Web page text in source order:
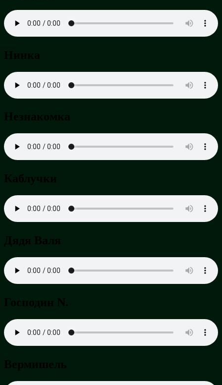
Нинка
Незнакомка
Каблучки
Дядя Валя
Господин N.
Вермишель